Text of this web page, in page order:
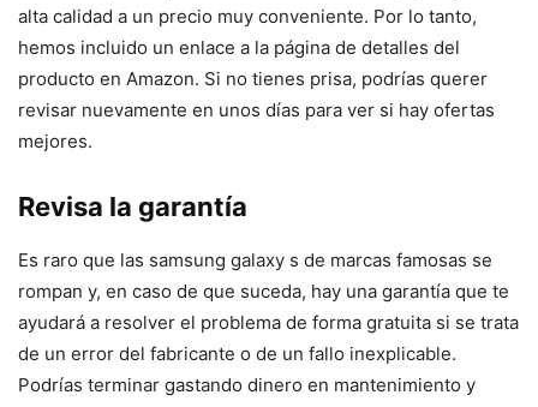
alta calidad a un precio muy conveniente. Por lo tanto,
hemos incluido un enlace a la página de detalles del
producto en Amazon. Si no tienes prisa, podrías querer
revisar nuevamente en unos días para ver si hay ofertas
mejores.
Revisa la garantía
Es raro que las samsung galaxy s de marcas famosas se
rompan y, en caso de que suceda, hay una garantía que te
ayudará a resolver el problema de forma gratuita si se trata
de un error del fabricante o de un fallo inexplicable.
Podrías terminar gastando dinero en mantenimiento y